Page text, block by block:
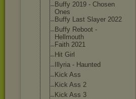
Buffy 2019 - Chosen
Ones
Buffy Last Slayer 2022
Buffy Reboot -
Hellmouth
Faith 2021
Hit Girl
Illyria - Haunted
Kick Ass
Kick Ass 2
Kick Ass 3